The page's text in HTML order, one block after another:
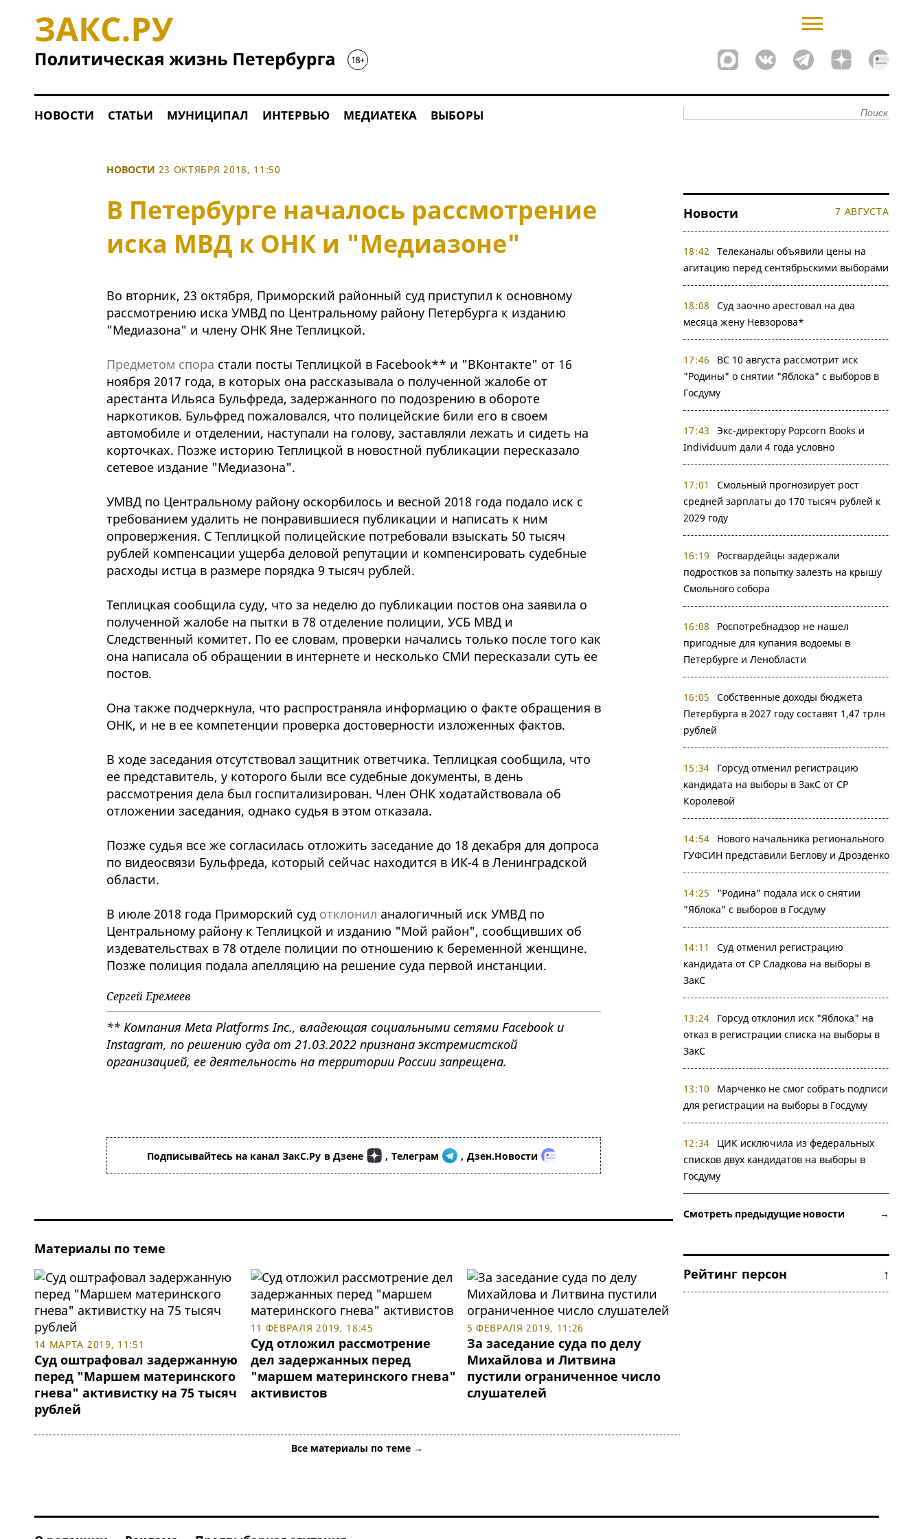
НОВОСТИ СТАТЬИ МУНИЦИПАЛ ИНТЕРВЬЮ МЕДИАТЕКА ВЫБОРЫ
НОВОСТИ 23 ОКТЯБРЯ 2018, 11:50
В Петербурге началось рассмотрение
иска МВД к ОНК и "Медиазоне"
Во вторник, 23 октября, Приморский районный суд приступил к основному
рассмотрению иска УМВД по Центральному району Петербурга к изданию
"Медиазона" и члену ОНК Яне Теплицкой.
Предметом спора стали посты Теплицкой в Facebook** и "ВКонтакте" от 16
ноября 2017 года, в которых она рассказывала о полученной жалобе от
арестанта Ильяса Бульфреда, задержанного по подозрению в обороте
наркотиков. Бульфред пожаловался, что полицейские били его в своем
автомобиле и отделении, наступали на голову, заставляли лежать и сидеть на
корточках. Позже историю Теплицкой в новостной публикации пересказало
сетевое издание "Медиазона".
УМВД по Центральному району оскорбилось и весной 2018 года подало иск с
требованием удалить не понравившиеся публикации и написать к ним
опровержения. С Теплицкой полицейские потребовали взыскать 50 тысяч
рублей компенсации ущерба деловой репутации и компенсировать судебные
расходы истца в размере порядка 9 тысяч рублей.
Теплицкая сообщила суду, что за неделю до публикации постов она заявила о
полученной жалобе на пытки в 78 отделение полиции, УСБ МВД и
Следственный комитет. По ее словам, проверки начались только после того как
она написала об обращении в интернете и несколько СМИ пересказали суть ее
постов.
Она также подчеркнула, что распространяла информацию о факте обращения в
ОНК, и не в ее компетенции проверка достоверности изложенных фактов.
В ходе заседания отсутствовал защитник ответчика. Теплицкая сообщила, что
ее представитель, у которого были все судебные документы, в день
рассмотрения дела был госпитализирован. Член ОНК ходатайствовала об
отложении заседания, однако судья в этом отказала.
Позже судья все же согласилась отложить заседание до 18 декабря для допроса
по видеосвязи Бульфреда, который сейчас находится в ИК-4 в Ленинградской
области.
В июле 2018 года Приморский суд отклонил аналогичный иск УМВД по
Центральному району к Теплицкой и изданию "Мой район", сообщивших об
издевательствах в 78 отделе полиции по отношению к беременной женщине.
Позже полиция подала апелляцию на решение суда первой инстанции.
Сергей Еремеев
** Компания Meta Platforms Inc., владеющая социальными сетями Facebook и
Instagram, по решению суда от 21.03.2022 признана экстремистской
организацией, ее деятельность на территории России запрещена.
Подписывайтесь на канал ЗакС.Ру в Дзене , Телеграм , Дзен.Новости
Материалы по теме
14 МАРТА 2019, 11:51
Суд оштрафовал задержанную
перед "Маршем материнского
гнева" активистку на 75 тысяч
рублей
11 ФЕВРАЛЯ 2019, 18:45
Суд отложил рассмотрение
дел задержанных перед
"маршем материнского гнева"
активистов
5 ФЕВРАЛЯ 2019, 11:26
За заседание суда по делу
Михайлова и Литвина
пустили ограниченное число
слушателей
Все материалы по теме →
Новости 7 АВГУСТА
18:42
Телеканалы объявили цены на
агитацию перед сентябрьскими выборами
18:08
Суд заочно арестовал на два
месяца жену Невзорова*
17:46
ВС 10 августа рассмотрит иск
"Родины" о снятии "Яблока" с выборов в
Госдуму
17:43
Экс-директору Popcorn Books и
Individuum дали 4 года условно
17:01
Смольный прогнозирует рост
средней зарплаты до 170 тысяч рублей к
2029 году
16:19
Росгвардейцы задержали
подростков за попытку залезть на крышу
Смольного собора
16:08
Роспотребнадзор не нашел
пригодные для купания водоемы в
Петербурге и Ленобласти
16:05
Собственные доходы бюджета
Петербурга в 2027 году составят 1,47 трлн
рублей
15:34
Горсуд отменил регистрацию
кандидата на выборы в ЗакС от СР
Королевой
14:54
Нового начальника регионального
ГУФСИН представили Беглову и Дрозденко
14:25
"Родина" подала иск о снятии
"Яблока" с выборов в Госдуму
14:11
Суд отменил регистрацию
кандидата от СР Сладкова на выборы в
ЗакС
13:24
Горсуд отклонил иск "Яблока" на
отказ в регистрации списка на выборы в
ЗакС
13:10
Марченко не смог собрать подписи
для регистрации на выборы в Госдуму
12:34
ЦИК исключила из федеральных
списков двух кандидатов на выборы в
Госдуму
Смотреть предыдущие новости →
Рейтинг персон ↑